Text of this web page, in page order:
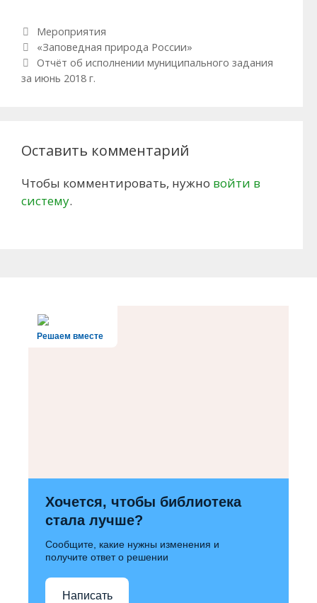
Рубрики
Мероприятия
Навигация по записям
«Заповедная природа России»
Отчёт об исполнении муниципального задания
за июнь 2018 г.
Оставить комментарий
Чтобы комментировать, нужно войти в
систему.
Решаем вместе
Хочется, чтобы библиотека
стала лучше?
Сообщите, какие нужны изменения и
получите ответ о решении
Написать